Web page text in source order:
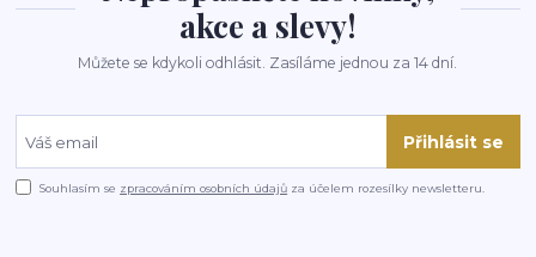
akce a slevy!
Můžete se kdykoli odhlásit. Zasíláme jednou za 14 dní.
Přihlásit se
Souhlasím se zpracováním osobních údajů za účelem rozesílky newsletteru.